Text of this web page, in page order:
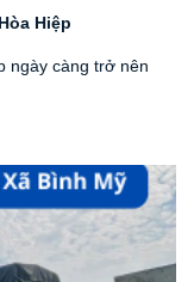
Hiệp
ngày càng trở nên